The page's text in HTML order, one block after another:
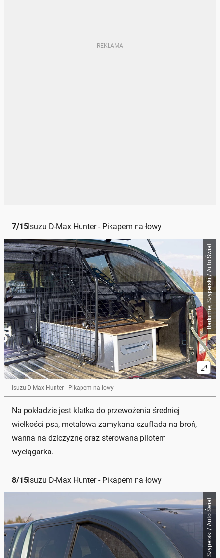
7/15Isuzu D-Max Hunter - Pikapem na łowy
Barłomiej Szyperski / Auto Świat
Isuzu D-Max Hunter - Pikapem na łowy
Na pokładzie jest klatka do przewożenia średniej
wielkości psa, metalowa zamykana szuflada na broń,
wanna na dziczyznę oraz sterowana pilotem
wyciągarka.
8/15Isuzu D-Max Hunter - Pikapem na łowy
Barłomiej Szyperski / Auto Świat